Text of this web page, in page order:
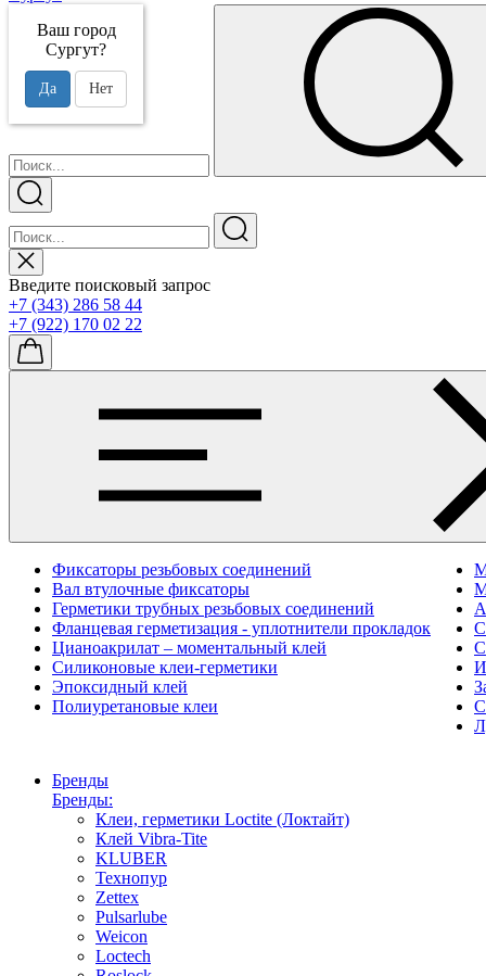
Ваш город
Сургут?
Да Нет
Введите поисковый запрос
+7 (343) 286 58 44
+7 (922) 170 02 22
Фиксаторы резьбовых соединений
Вал втулочные фиксаторы
Герметики трубных резьбовых соединений
Фланцевая герметизация - уплотнители прокладок
Цианоакрилат – моментальный клей
Силиконовые клеи-герметики
Эпоксидный клей
Полиуретановые клеи
Бренды
Бренды:
Клеи, герметики Loctite (Локтайт)
Клей Vibra-Tite
KLUBER
Технопур
Zettex
Pulsarlube
Weicon
Loctech